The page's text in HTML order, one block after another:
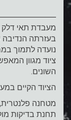
מעבדת תאי דלק
בעזרתה הנדיבה
נועדה לתמוך
ציוד מגוון
השונים.
הציוד הקיים
מטחנה
תחנת בדיקות